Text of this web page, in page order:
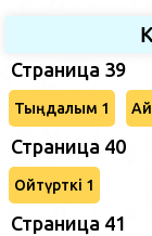
Страница 39
Тыңдалым 1
Страница 40
Ойтүрткі 1
Страница 41